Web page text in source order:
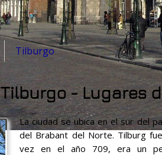
Tilburgo
- Lugares
La ciudad se ubica en el sur del
del Brabant del Norte. Tilburg
vez en el año 709, era un